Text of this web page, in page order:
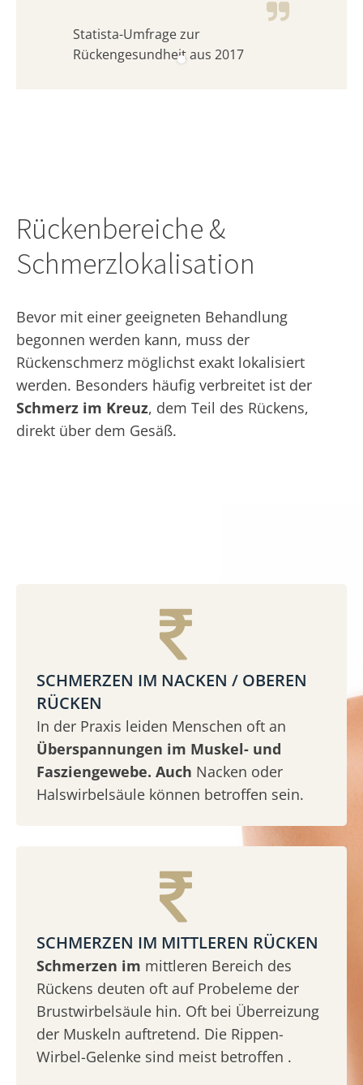
Statista-Umfrage zur
Rückengesundheit aus 2017
Rückenbereiche &
Schmerzlokalisation
Bevor mit einer geeigneten Behandlung
begonnen werden kann, muss der
Rückenschmerz möglichst exakt lokalisiert
werden. Besonders häufig verbreitet ist der
Schmerz im Kreuz, dem Teil des Rückens,
direkt über dem Gesäß.
SCHMERZEN IM NACKEN / OBEREN
RÜCKEN
In der Praxis leiden Menschen oft an
Überspannungen im Muskel- und
Fasziengewebe. Auch Nacken oder
Halswirbelsäule können betroffen sein.
SCHMERZEN IM MITTLEREN RÜCKEN
Schmerzen im mittleren Bereich des
Rückens deuten oft auf Probeleme der
Brustwirbelsäule hin. Oft bei Überreizung
der Muskeln auftretend. Die Rippen-
Wirbel-Gelenke sind meist betroffen .